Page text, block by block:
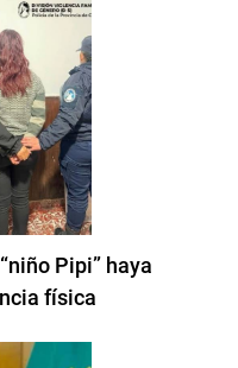
Pipi” haya
física